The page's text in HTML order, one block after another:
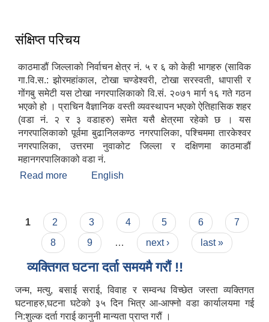
संक्षिप्त परिचय
काठमाडौं जिल्लाको निर्वाचन क्षेत्र नं. ५ र ६ को केही भागहरु (साविक
गा.वि.स.: झोरमहांकाल, टोखा चण्डेश्वरी, टोखा सरस्वती, धापासी र
गोंगबु समेटी यस टोखा नगरपालिकाको वि.सं. २०७१ मार्ग १६ गते गठन
भएको हो । प्राचिन वैज्ञानिक वस्ती व्यवस्थापन भएको ऐतिहासिक शहर
(वडा नं. २ र ३ वडाहरु) समेत यसै क्षेत्रमा रहेको छ । यस
नगरपालिकाको पूर्वमा बुढानिलकण्ठ नगरपालिका, पश्चिममा तारकेश्वर
नगरपालिका, उत्तरमा नुवाकोट जिल्ला र दक्षिणमा काठमाडौं
महानगरपालिकाको वडा नं.
Read more about संक्षिप्त परिचय
English
Pages
1 2 3 4 5 6
7
8
9 … next › last »
व्यक्तिगत घटना दर्ता समयमै गरौं !!
जन्म, मत्यु, बसाई सराई, विवाह र सम्वन्ध विच्छेत जस्ता व्यक्तिगत
घटनाहरु,घटना घटेको ३५ दिन भित्र आ-आफ्नो वडा कार्यालयमा गई
नि:शुल्क दर्ता गराई कानुनी मान्यता प्राप्त गरौं ।